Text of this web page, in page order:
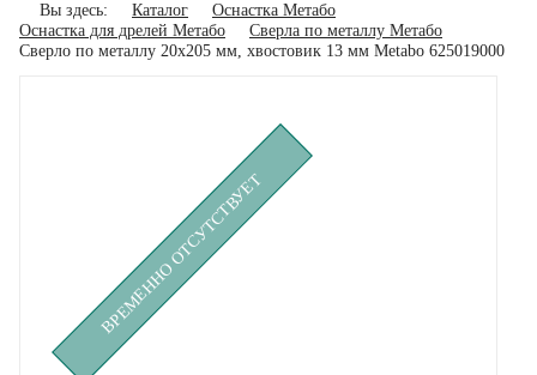
Вы здесь: Каталог
Оснастка Метабо
Оснастка для дрелей Метабо
Сверла по металлу Метабо
Сверло по металлу 20x205 мм, хвостовик 13 мм Metabo 625019000
ВРЕМЕННО ОТСУТСТВУЕТ